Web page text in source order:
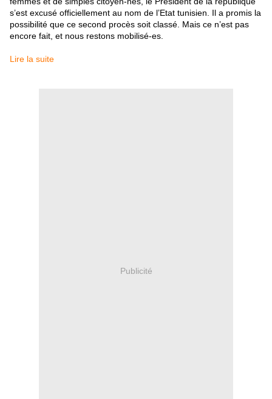
s’est excusé officiellement au nom de l’Etat tunisien. Il a promis la
possibilité que ce second procès soit classé. Mais ce n’est pas
encore fait, et nous restons mobilisé-es.
Lire la suite
Publicité